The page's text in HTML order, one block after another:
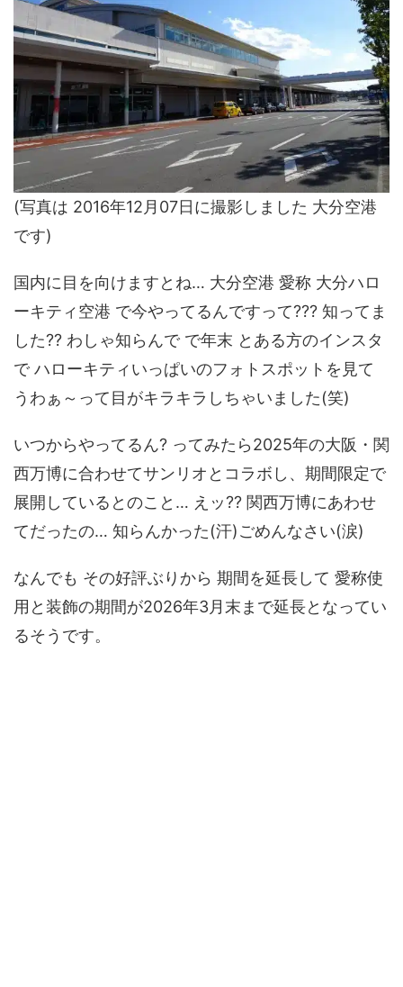
(写真は 2016年12月07日に撮影しました 大分空港
です)
国内に目を向けますとね… 大分空港 愛称 大分ハロ
ーキティ空港 で今やってるんですって??? 知ってま
した?? わしゃ知らんで で年末 とある方のインスタ
で ハローキティいっぱいのフォトスポットを見て
うわぁ～って目がキラキラしちゃいました(笑)
いつからやってるん? ってみたら2025年の大阪・関
西万博に合わせてサンリオとコラボし、期間限定で
展開しているとのこと… えッ?? 関西万博にあわせ
てだったの… 知らんかった(汗)ごめんなさい(涙)
なんでも その好評ぶりから 期間を延長して 愛称使
用と装飾の期間が2026年3月末まで延長となってい
るそうです。